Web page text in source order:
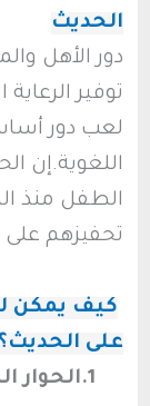
الحديث
دور الأهل
توفير
لعب دور
اللغوية.إن
الطفل منذ
تحفيزهم
كيف يمكن
على الحديث؟